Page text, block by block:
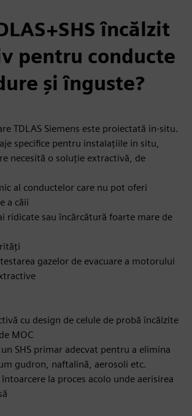
încălzit
pentru conducte
și înguste?
TDLAS Siemens este proiectată in-situ.
specifice pentru instalațiile in situ,
necesită o soluție extractivă, de
al conductelor care nu pot oferi
a căii
ridicate sau încărcătură foarte mare de
gazelor de evacuare a motorului
cu design de celule de probă încălzite
MOC
SHS primar adecvat pentru a elimina
gudron, naftalină, aerosoli etc.
la proces acolo unde aerisirea